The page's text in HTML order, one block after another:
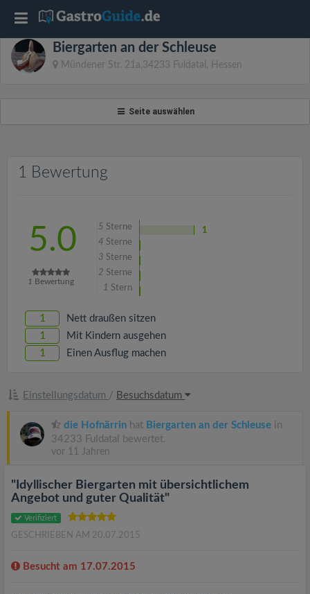
Biergarten an der Schleuse
Mündener Str. 21a,34233 Fuldatal, Hessen
Seite auswählen
1 Bewertung
5.0
1 Bewertung
5 Sterne
1
4 Sterne
3 Sterne
2 Sterne
1 Stern
1 Nett draußen sitzen
1 Mit Kindern ausgehen
1 Einen Ausflug machen
Einstellungsdatum / Besuchsdatum
die Hofnärrin hat Biergarten an der Schleuse in
34233 Fuldatal bewertet.
vor 11 Jahren
"Idyllischer Biergarten mit übersichtlichem
Angebot und guter Qualität"
Verifiziert
GESCHRIEBEN AM 20.07.2015
Besucht am 17.07.2015
T
o
n
a
v
i
a
i
o
n